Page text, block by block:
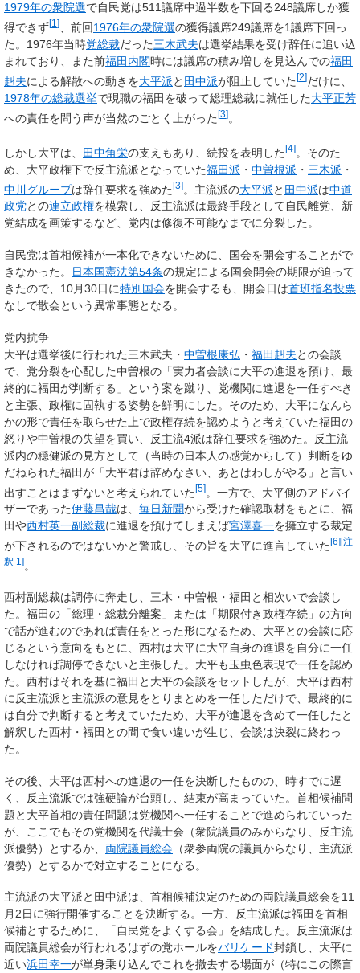
1979年の衆院選で自民党は511議席中過半数を下回る248議席しか獲
得できず[1 ] 、前回1976年の衆院選の獲得議席249議席を1議席下回っ
た。1976年当時党総裁だった三木武夫は選挙結果を受け辞任に追い込
まれており、また前福田内閣時には議席の積み増しを見込んでの福田
赳夫による解散への動きを大平派と 田中派が阻止していた [2]だけに、
1978年の総裁選挙で現職の福田を破って総理総裁に就任した大平正芳
への責任を問う声が当然のごとく上がった[3]。
しかし大平は、 田中角栄の支えもあり、続投を表明した[4]。そのた
め、大平政権下で反主流派となっていた福田派 ・ 中曽根派 ・ 三木派 ・
中川グループは辞任要求を強めた[3]。主流派の大平派と 田中派は中道
政党との連立政権を模索し、反主流派は最終手段として自民離党、新
党結成を画策するなど、党内は修復不可能なまでに分裂した。
自民党は首相候補が一本化できないために、国会を開会することがで
きなかった。
日本国憲法第54条の規定による国会開会の期限が迫って
きたので、10月30日に特別国会を開会するも、開会日は首班指名投票
なしで散会という異常事態となる。
党内抗争
大平は選挙後に行われた三木武夫・ 中曽根康弘 ・ 福田赳夫との会談
で、党分裂を心配した中曽根の「実力者会談に大平の進退を預け、最
終的に福田が判断する」という案を蹴り、党機関に進退を一任すべき
と主張、政権に固執する姿勢を鮮明にした。そのため、大平になんら
かの形で責任を取らせた上で政権存続を認めようと考えていた福田の
怒りや中曽根の失望を買い、反主流4派は辞任要求を強めた。反主流
派内の穏健派の見方として（当時の日本人の感覚からして）判断をゆ
だねられた福田が「大平君は辞めなさい、あとはわしがやる」と言い
出すことはまずないと考えられていた[5]
。一方で、大平側のアドバイ
ザーであった伊藤昌哉は、 毎日新聞から受けた確認取材をもとに、福
田や西村英一副総裁に進退を預けてしまえば宮澤喜一を擁立する裁定
が下されるのではないかと警戒し、その旨を大平に進言していた [6][注
釈 1 ]。
西村副総裁は調停に奔走し、三木・中曽根・福田と相次いで会談し
た。福田の「総理・総裁分離案」または「期限付き政権存続」の方向
で話が進むのであれば責任をとった形になるため、大平との会談に応
じるという意向をもとに、西村は大平に大平自身の進退を自分に一任
しなければ調停できないと主張した。大平も玉虫色表現で一任を認め
た。西村はそれを基に福田と大平の会談をセットしたが、大平は西村
に反主流派と主流派の意見をとりまとめを一任しただけで、最終的に
は自分で判断すると考えていたため、大平が進退を含めて一任したと
解釈した西村・福田との間で食い違いが生じ、会談は決裂に終わっ
た。
その後、大平は西村への進退の一任を決断したものの、時すでに遅
く、反主流派では強硬論が台頭し、結束が高まっていた。首相候補問
題と大平首相の責任問題は党機関へ一任することで進められていった
が、ここでもその党機関を代議士会（衆院議員のみからなり、反主流
派優勢）とするか、 両院議員総会 （衆参両院の議員からなり、主流派
優勢）とするかで対立することになる。
主流派の大平派と田中派は、首相候補決定のための両院議員総会を11
月2日に強行開催することを決断する。一方、反主流派は福田を首相
候補とするために、「自民党をよくする会」を結成した。反主流派は
両院議員総会が行われるはずの党ホールをバリケード封鎖し、大平に
近い浜田幸一が単身乗り込んでこれを撤去する場面が（特にこの際言